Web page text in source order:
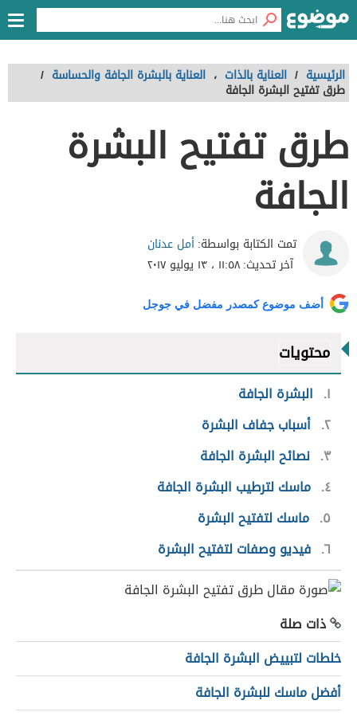
الرئيسية / العناية بالذات ، العناية بالبشرة الجافة والحساسة /
طرق تفتيح البشرة الجافة
طرق تفتيح البشرة
الجافة
تمت الكتابة بواسطة:أمل عدنان
آخر تحديث:١١:٥٨ ، ١٣ يوليو ٢٠١٧
أضف موضوع كمصدر مفضل في جوجل
محتويات
١
البشرة الجافة
٢ أسباب جفاف البشرة
٣ نصائح البشرة الجافة
٤ ماسك لترطيب البشرة الجافة
٥ ماسك لتفتيح البشرة
٦ فيديو وصفات لتفتيح البشرة
ذات صلة
خلطات لتبييض البشرة الجافة
أفضل ماسك للبشرة الجافة